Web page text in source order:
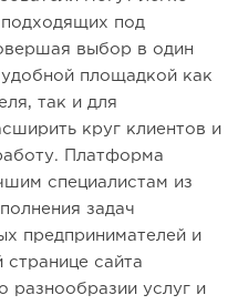
под
выбор в один
площадкой как
так и для
круг клиентов и
Платформа
специалистам из
задач
предпринимателей и
странице сайта
разнообразии услуг и